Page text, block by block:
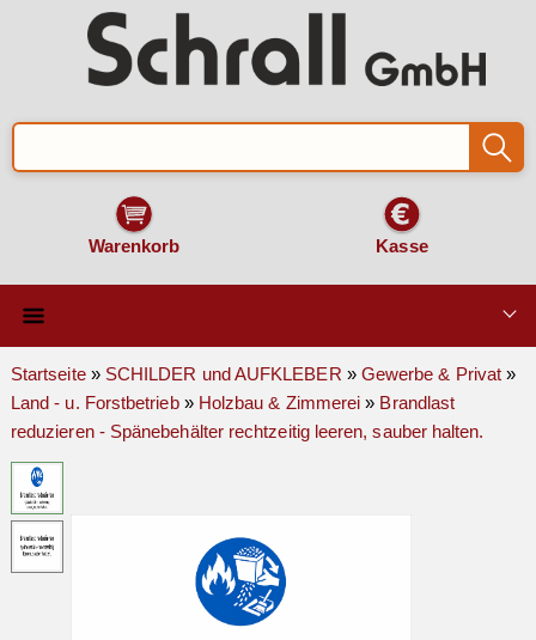
Warenkorb Kasse
Qualität & Technik
SCHILDER und AUFKLEBER
VERKEHRSZEICHEN
Montage & Zubehör
Startseite» SCHILDER und AUFKLEBER » Gewerbe & Privat »
Land - u. Forstbetrieb» Holzbau & Zimmerei » Brandlast
reduzieren - Spänebehälter rechtzeitig leeren, sauber halten.